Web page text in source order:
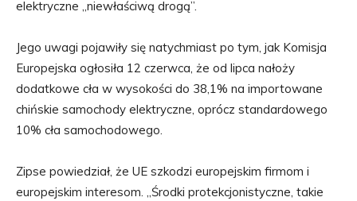
elektryczne „niewłaściwą drogą”.
Jego uwagi pojawiły się natychmiast po tym, jak Komisja
Europejska ogłosiła 12 czerwca, że ​​od lipca nałoży
dodatkowe cła w wysokości do 38,1% na importowane
chińskie samochody elektryczne, oprócz standardowego
10% cła samochodowego.
Zipse powiedział, że UE szkodzi europejskim firmom i
europejskim interesom. „Środki protekcjonistyczne, takie